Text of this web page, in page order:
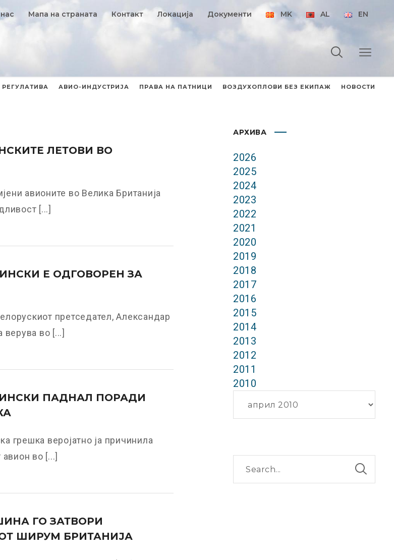
Мапа на страната Контакт Локација Документи MK AL EN
РЕГУЛАТИВА АВИО-ИНДУСТРИЈА ПРАВА НА ПАТНИЦИ ВОЗДУХОПЛОВИ БЕЗ ЕКИПАЖ НОВОСТИ
ЛЕТОВИ ВО
авионите во Велика Британија
[...]
Е ОДГОВОРЕН ЗА
претседател, Александар
верува во [...]
ПАДНАЛ ПОРАДИ
грешка веројатно ја причинила
во [...]
ГО ЗАТВОРИ
ШИРУМ БРИТАНИЈА
АРХИВА
2026
2025
2024
2023
2022
2021
2020
2019
2018
2017
2016
2015
2014
2013
2012
2011
2010